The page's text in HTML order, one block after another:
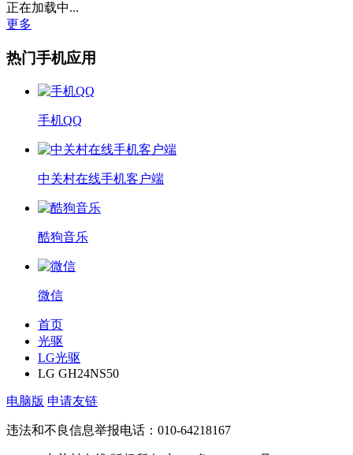
正在加载中...
更多
热门手机应用
手机QQ
中关村在线手机客户端
酷狗音乐
微信
首页
光驱
LG光驱
LG GH24NS50
电脑版 申请友链
违法和不良信息举报电话：010-64218167